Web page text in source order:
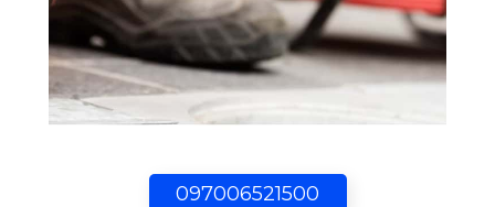
097006521500